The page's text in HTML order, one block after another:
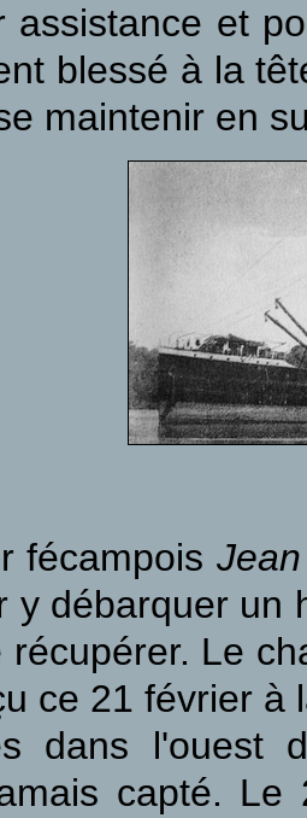
assistance et
blessé à la
maintenir en
fécampois
y débarquer un
récupérer. Le
ce 21 février à
dans l'ouest
capté.